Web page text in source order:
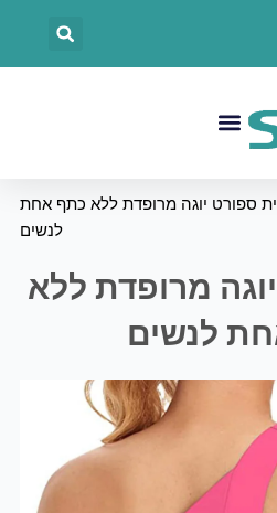
搜
索
菜
ספורט יוגה מרופדת ללא כתף אחת
לנשים
מרופדת ללא
לנשים